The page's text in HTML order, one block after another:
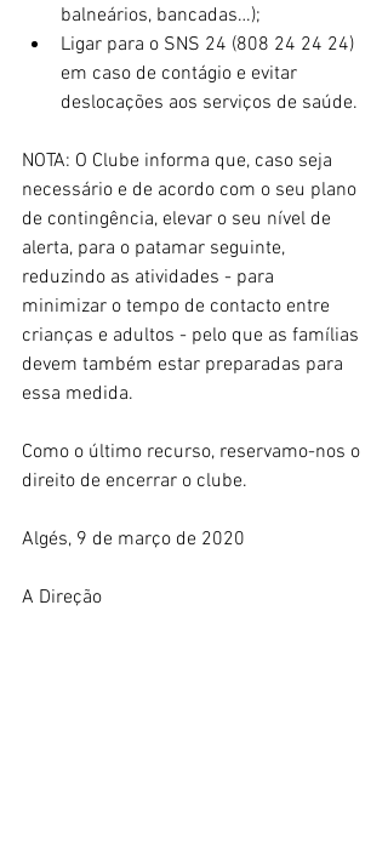
balneários, bancadas…);
Ligar para o SNS 24 (808 24 24 24)
em caso de contágio e evitar
deslocações aos serviços de saúde.
NOTA: O Clube informa que, caso seja
necessário e de acordo com o seu plano
de contingência, elevar o seu nível de
alerta, para o patamar seguinte,
reduzindo as atividades - para
minimizar o tempo de contacto entre
crianças e adultos - pelo que as famílias
devem também estar preparadas para
essa medida.
Como o último recurso, reservamo-nos o
direito de encerrar o clube.
Algés, 9 de março de 2020
A Direção